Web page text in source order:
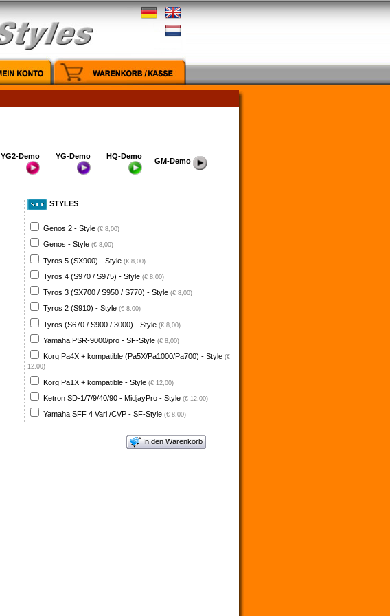
YG2-Demo YG-Demo HQ-Demo
GM-Demo
STYLES
Genos 2 - Style (€ 8,00)
Genos - Style (€ 8,00)
Tyros 5 (SX900) - Style (€ 8,00)
Tyros 4 (S970 / S975) - Style (€ 8,00)
Tyros 3 (SX700 / S950 / S770) - Style (€ 8,00)
Tyros 2 (S910) - Style (€ 8,00)
Tyros (S670 / S900 / 3000) - Style (€ 8,00)
Yamaha PSR-9000/pro - SF-Style (€ 8,00)
Korg Pa4X + kompatible (Pa5X/Pa1000/Pa700) - Style (€
12,00)
Korg Pa1X + kompatible - Style (€ 12,00)
Ketron SD-1/7/9/40/90 - MidjayPro - Style (€ 12,00)
Yamaha SFF 4 Vari./CVP - SF-Style (€ 8,00)
In den Warenkorb